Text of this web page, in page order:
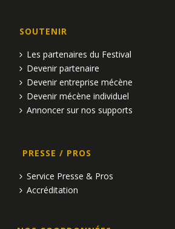
SOUTENIR
Les partenaires du Festival
Devenir partenaire
Devenir entreprise mécène
Devenir mécène individuel
Annoncer sur nos supports
PRESSE / PROS
Service Presse & Pros
Accréditation